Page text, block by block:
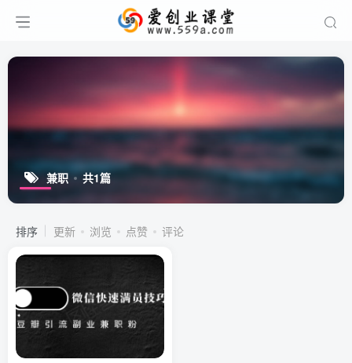
兼职 共1篇
排序 更新 浏览 点赞 评论